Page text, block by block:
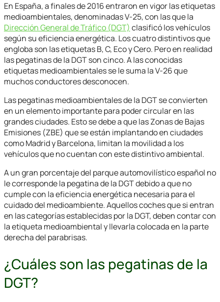
En España, a finales de 2016 entraron en vigor las etiquetas
medioambientales, denominadas V-25, con las que la
Dirección General de Tráfico (DGT) clasificó los vehículos
según su eficiencia energética. Los cuatro distintivos que
engloba son las etiquetas B, C, Eco y Cero. Pero en realidad
las pegatinas de la DGT son cinco. A las conocidas
etiquetas medioambientales se le suma la V-26 que
muchos conductores desconocen.
Las pegatinas medioambientales de la DGT se convierten
en un elemento importante para poder circular en las
grandes ciudades. Esto se debe a que las Zonas de Bajas
Emisiones (ZBE) que se están implantando en ciudades
como Madrid y Barcelona, limitan la movilidad a los
vehículos que no cuentan con este distintivo ambiental.
A un gran porcentaje del parque automovilístico español no
le corresponde la pegatina de la DGT debido a que no
cumple con la eficiencia energética necesaria para el
cuidado del medioambiente. Aquellos coches que si entran
en las categorías establecidas por la DGT, deben contar con
la etiqueta medioambiental y llevarla colocada en la parte
derecha del parabrisas.
¿Cuáles son las pegatinas de la
DGT?